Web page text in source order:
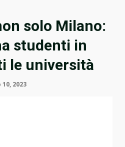
solo Milano:
studenti in
le università
2023